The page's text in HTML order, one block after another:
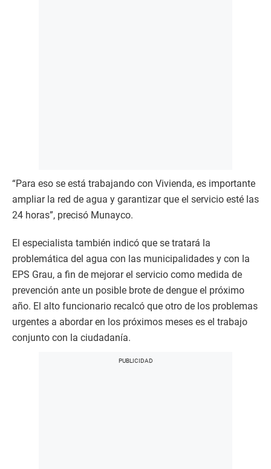
“Para eso se está trabajando con Vivienda, es importante
ampliar la red de agua y garantizar que el servicio esté las
24 horas”, precisó Munayco.
El especialista también indicó que se tratará la
problemática del agua con las municipalidades y con la
EPS Grau, a fin de mejorar el servicio como medida de
prevención ante un posible brote de dengue el próximo
año. El alto funcionario recalcó que otro de los problemas
urgentes a abordar en los próximos meses es el trabajo
conjunto con la ciudadanía.